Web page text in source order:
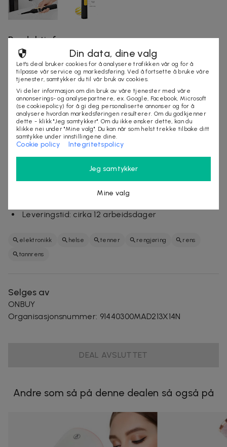
Produktinfo
Vannmotstand: IPX6
Vibrasjonsfrekvens: 20 000 ganger/minutt
Driftstid: 2 timer, standby i 30 dager
Batterikapasitet: 300 mAh
Driftsspenning: 3,7–4,2 V
Lading: USB DC
Mål: 22 × 2,5 × 2,5 cm
Pakken inneholder: 1 × tannsteinfjerner, 1 × spiss
hode, 1 × flatt hode, 1 × munnspeil, 1 × USB-kabel, 1 ×
Vilkår
Leveringstid: cirka 12 arbeidsdager
elektronikk helse tenner rengjøring
rens
tannrens
Selges av
ONBUY
Organisasjonsnummer: 91440300MAD213X14N
DEAL AVSLUTTET
Andre som så på denne dealen så også på
Din data, dine valg
Let's deal bruker cookies for å analysere trafikken vår og for å
tilpasse vår service og markedsføring. Ved å fortsette å bruke våre
tjenester, samtykker du til vår bruk av cookies.
Vi deler informasjon om din bruk av våre tjenester med våre
annonserings- og analysepartnere, ex. Google, Facebook, Microsoft
(se cookiepolicy) for å gi deg personaliserte annonser og for å
analysere hvordan markedsføringen resulterer. Om du godkjenner
dette - klikk "Jeg samtykker". Om du ikke ønsker dette, kan du
klikke nei under "Mine valg". Du kan når som helst trekke tilbake ditt
samtykke under innstillingene dine.
Cookie policy Integritetspolicy
Jeg samtykker
Mine valg